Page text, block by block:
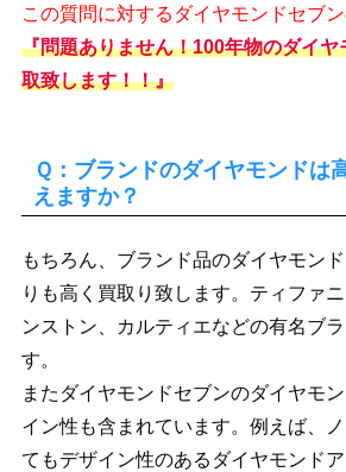
この質問に対するダイヤモンドセブ
『問題ありません！100年物のダイヤ
取致します！！』
Ｑ：ブランドのダイヤモンドは
えますか？
もちろん、ブランド品のダイヤモン
りも高く買取り致します。ティファ
ンストン、カルティエなどの有名ブ
す。
またダイヤモンドセブンのダイヤモ
イン性も含まれています。例えば、
てもデザイン性のあるダイヤモンド